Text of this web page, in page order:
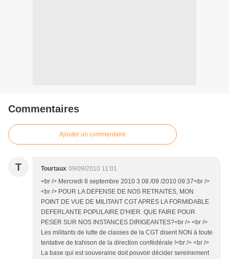
Commentaires
Ajouter un commentaire
T Tourtaux 09/09/2010 11:01
<br /> Mercredi 8 septembre 2010 3 08 /09 /2010 09:37<br />
<br /> POUR LA DEFENSE DE NOS RETRAITES, MON
POINT DE VUE DE MILITANT CGT APRES LA FORMIDABLE
DEFERLANTE POPULAIRE D'HIER. QUE FAIRE POUR
PESER SUR NOS INSTANCES DIRIGEANTES?<br /> <br />
Les militants de lutte de classes de la CGT disent NON à toute
tentative de trahison de la direction confédérale !<br /> <br />
La base qui est souveraine doit pouvoir décider sereinement